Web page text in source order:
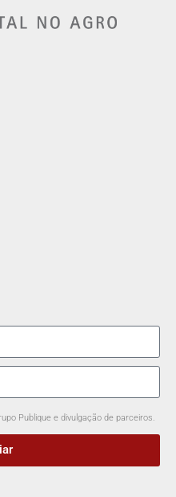
Publique e divulgação de parceiros.